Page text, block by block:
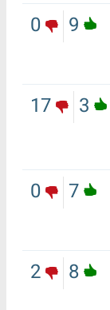
9
0
3
17
7
0
8
2